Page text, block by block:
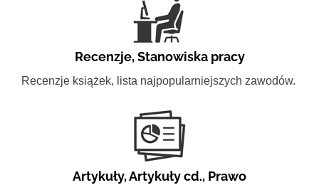
Recenzje,Stanowiska pracy
Recenzje książek, lista najpopularniejszych zawodów.
Artykuły,Artykuły cd., Prawo